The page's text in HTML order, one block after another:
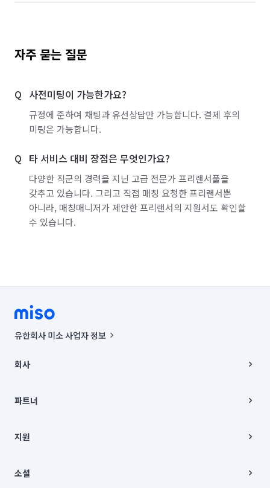
자주 묻는 질문
사전미팅이 가능한가요?
규정에 준하여 채팅과 유선상담만 가능합니다. 결제 후의
미팅은 가능합니다.
타 서비스 대비 장점은 무엇인가요?
다양한 직군의 경력을 지닌 고급 전문가 프리랜서풀을
갖추고 있습니다. 그리고 직접 매칭 요청한 프리랜서뿐
아니라, 매칭매니저가 제안한 프리랜서의 지원서도 확인할
수 있습니다.
유한회사 미소 사업자 정보
00019 |
주소 | 본사: 서울특별시 종로구 율곡로 6(중학동, 트윈트리빌딩) B동 5층
컨택센터 : 서울특별시 종로구 수송동 율곡로 24, 7층, 8층 미소
상품, 상품정보, 거래에 관한 의무와 책임은 거래당사자에게 있습니다.
언론 보도 관련 문의:
© 유한회사 미소. Miso, Inc. All Rights Reserved.
회사
채용
파트너
이사
지원
이용약관
소셜